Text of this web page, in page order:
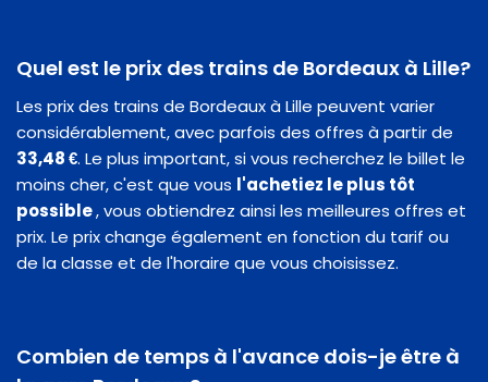
Quel est le prix des trains de Bordeaux à Lille?
Les prix des trains de Bordeaux à Lille peuvent varier
considérablement, avec parfois des offres à partir de
33,48 €. Le plus important, si vous recherchez le billet le
moins cher, c'est que vous l'achetiez le plus tôt
possible, vous obtiendrez ainsi les meilleures offres et
prix. Le prix change également en fonction du tarif ou
de la classe et de l'horaire que vous choisissez.
Combien de temps à l'avance dois-je être à